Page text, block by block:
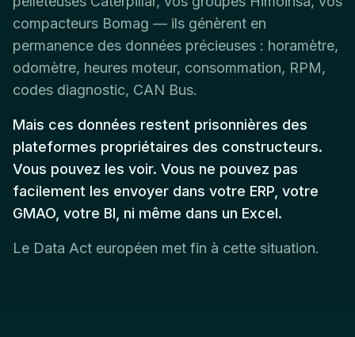
compacteurs Bomag — ils génèrent en
permanence des données précieuses : horamètre,
odomètre, heures moteur, consommation, RPM,
codes diagnostic, CAN Bus.
Mais ces données restent prisonnières des
plateformes propriétaires des constructeurs.
Vous pouvez les voir. Vous ne pouvez pas
facilement les envoyer dans votre ERP, votre
GMAO, votre BI, ni même dans un Excel.
Le Data Act européen met fin à cette situation.